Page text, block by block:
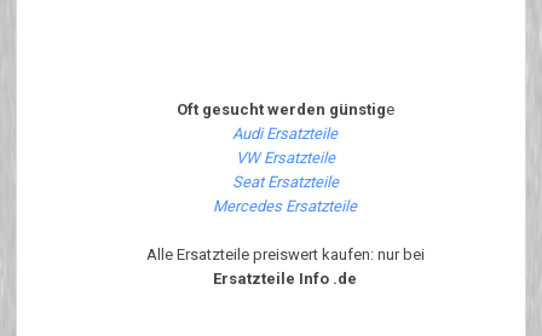
Oft gesucht werden günstige
Audi Ersatzteile
VW Ersatzteile
Seat Ersatzteile
Mercedes Ersatzteile
Alle Ersatzteile preiswert kaufen: nur bei
Ersatzteile Info .de